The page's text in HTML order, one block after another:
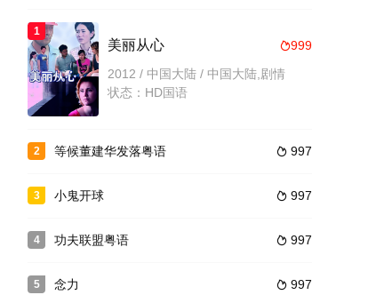
1
999
美丽从心
2012 / 中国大陆 / 中国大陆,剧情
状态：HD国语
2  997
等候董建华发落粤语
3  997
小鬼开球
4  997
功夫联盟粤语
5  997
念力